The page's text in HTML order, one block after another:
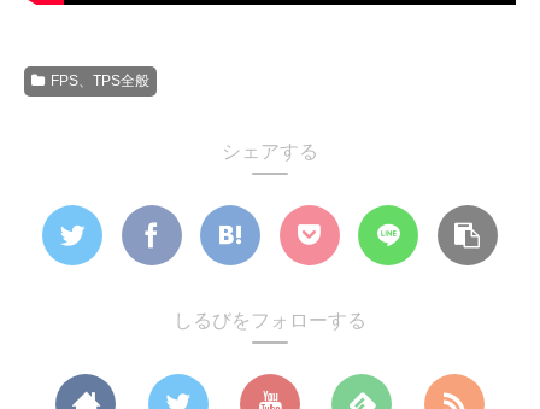
FPS、TPS全般
シェアする
しるびをフォローする